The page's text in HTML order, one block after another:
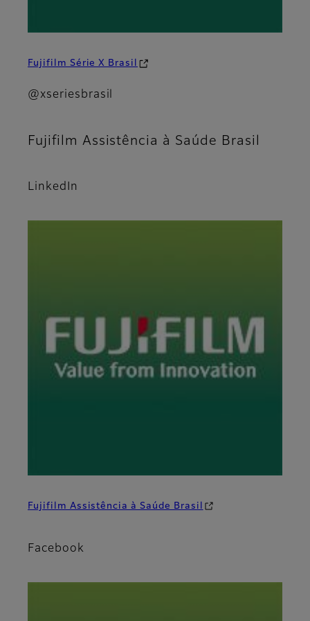
Fujifilm Série X Brasil
@xseriesbrasil
Fujifilm Assistência à Saúde Brasil
LinkedIn
Fujifilm Assistência à Saúde Brasil
Facebook